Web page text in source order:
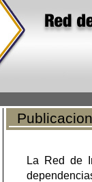
La Red de